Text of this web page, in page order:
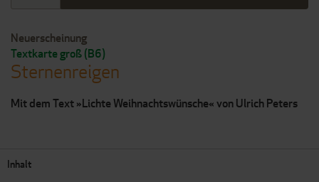
Neuerscheinung
Textkarte groß (B6)
Sternenreigen
Mit dem Text »Lichte Weihnachtswünsche« von Ulrich Peters
Inhalt